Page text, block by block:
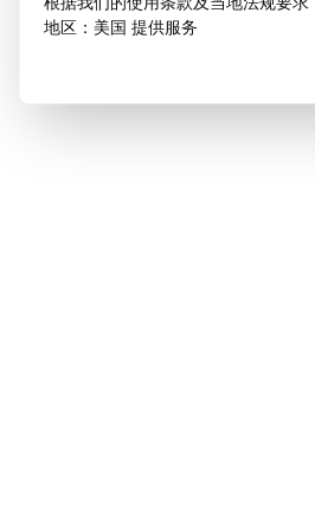
地区：美国 提供服务